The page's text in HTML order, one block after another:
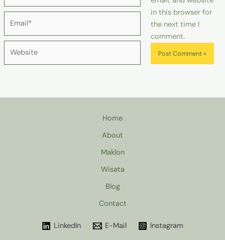
in this browser for
the next time I
comment.
Home
About
Maklon
Wisata
Blog
Contact
LinkedIn E-Mail Instagram